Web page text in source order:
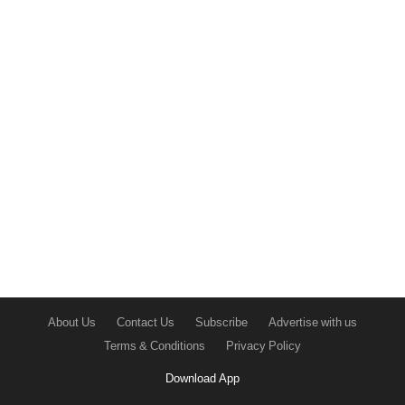
About Us Contact Us Subscribe
Advertise with us
Terms & Conditions
Privacy Policy
Download App